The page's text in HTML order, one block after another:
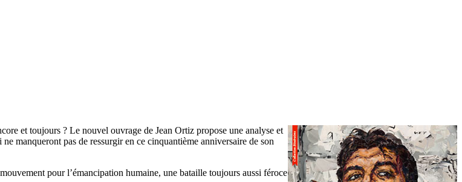
et toujours ? Le nouvel ouvrage de Jean Ortiz propose une analyse et
manqueront pas de ressurgir en ce cinquantième anniversaire de son
pour l’émancipation humaine, une bataille toujours aussi féroce